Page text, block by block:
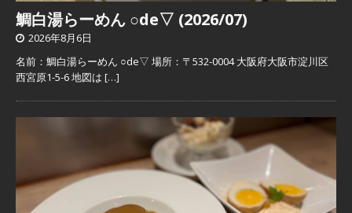
鯛白湯らーめん ○de▽ (2026/07)
2026年8月6日
名前：鯛白湯らーめん ○de▽ 場所：〒532-0004 大阪府大阪市淀川区
西宮原1-5-6 地図は […]